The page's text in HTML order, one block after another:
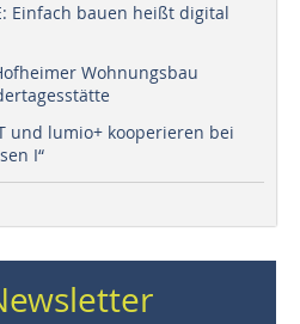
Einfach bauen heißt digital
Wohnungsbau
und lumio+ kooperieren bei
I“